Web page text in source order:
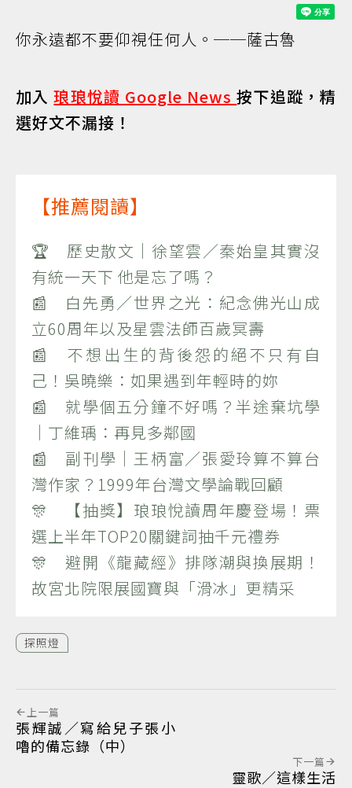
你永遠都不要仰視任何人。──薩古魯
加入琅琅悅讀 Google News按下追蹤，精
選好文不漏接！
【推薦閱讀】
🏆 歷史散文｜徐望雲／秦始皇其實沒
有統一天下 他是忘了嗎？
📰 白先勇／世界之光：紀念佛光山成
立60周年以及星雲法師百歲冥壽
📰 不想出生的背後怨的絕不只有自
己！吳曉樂：如果遇到年輕時的妳
📰 就學個五分鐘不好嗎？半途棄坑學
｜丁維瑀：再見多鄰國
📰 副刊學｜王柄富／張愛玲算不算台
灣作家？1999年台灣文學論戰回顧
🎊 【抽獎】琅琅悅讀周年慶登場！票
選上半年TOP20關鍵詞抽千元禮券
🎊 避開《龍藏經》排隊潮與換展期！
故宮北院限展國寶與「滑冰」更精采
探照燈
上一篇
張輝誠／寫給兒子張小
嚕的備忘錄（中）
下一篇
靈歌／這樣生活